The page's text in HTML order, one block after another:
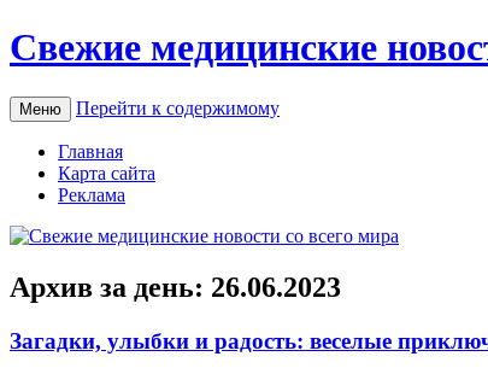
Свежие медицинские
Меню Перейти к содержимому
Главная
Карта сайта
Реклама
Архив за день: 26.06.2023
Загадки, улыбки и радость: веселые